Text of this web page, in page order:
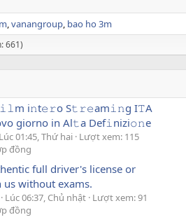
vanangroup bao ho 3m
661)
i𝚗t𝚎𝚛o S𝚝𝚛𝚎am𝚒𝚗g I𝚃A
giorno in Al𝚝a Def𝚒nizi𝚘𝚗e
Lúc 01:45, Thứ hai Lượt xem: 115
đồng
full driver's license or
without exams.
Lúc 06:37, Chủ nhật Lượt xem: 91
đồng